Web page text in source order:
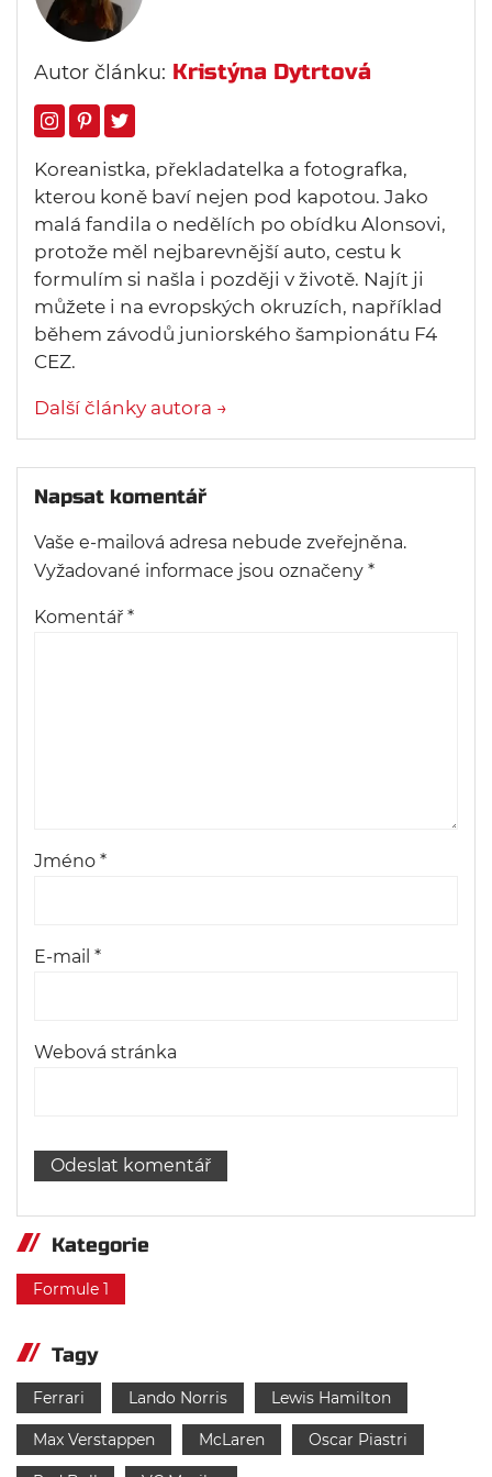
Autor článku: Kristýna Dytrtová
Koreanistka, překladatelka a fotografka,
kterou koně baví nejen pod kapotou. Jako
malá fandila o nedělích po obídku Alonsovi,
protože měl nejbarevnější auto, cestu k
formulím si našla i později v životě. Najít ji
můžete i na evropských okruzích, například
během závodů juniorského šampionátu F4
CEZ.
Další články autora →
Napsat komentář
Vaše e-mailová adresa nebude zveřejněna.
Vyžadované informace jsou označeny *
Komentář *
Jméno *
E-mail *
Webová stránka
Kategorie
Formule 1
Tagy
Ferrari Lando Norris Lewis Hamilton
Max Verstappen McLaren Oscar Piastri